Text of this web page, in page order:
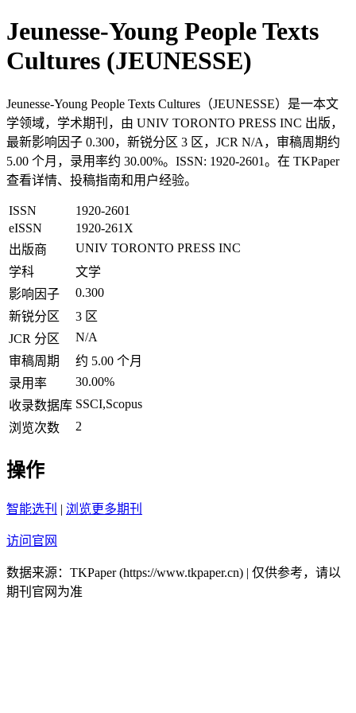
Jeunesse-Young People Texts
Cultures (JEUNESSE)
Jeunesse-Young People Texts Cultures（JEUNESSE）是一本文
学领域，学术期刊，由 UNIV TORONTO PRESS INC 出版，
最新影响因子 0.300，新锐分区 3 区，JCR N/A，审稿周期约
5.00 个月，录用率约 30.00%。ISSN: 1920-2601。在 TKPaper
查看详情、投稿指南和用户经验。
ISSN
1920-2601
eISSN
1920-261X
出版商
UNIV TORONTO PRESS INC
学科
文学
影响因子
0.300
新锐分区
3 区
JCR 分区
N/A
审稿周期
约 5.00 个月
录用率
30.00%
收录数据库 SSCI,Scopus
浏览次数
2
操作
智能选刊 | 浏览更多期刊
访问官网
数据来源：TKPaper (https://www.tkpaper.cn) | 仅供参考，请以
期刊官网为准